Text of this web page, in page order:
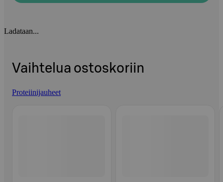
Ladataan...
Vaihtelua ostoskoriin
Proteiinijauheet